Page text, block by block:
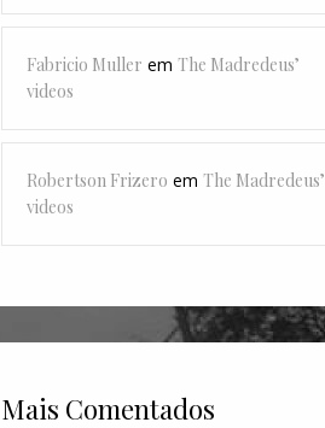
Fabricio Muller em The Madredeus’
videos
Robertson Frizero em The Madredeus’
videos
Mais Comentados